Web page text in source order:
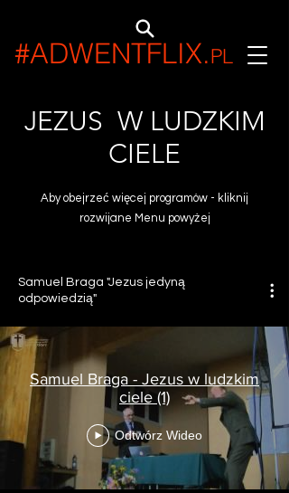
#ADWENTFLIX.PL
JEZUS W LUDZKIM
CIELE
Aby obejrzeć więcej programów - kliknij
rozwijane Menu powyżej
Samuel Braga "Jezus jedyną
odpowiedzią"
Samuel Braga - Jezus w ludzkim
ciele (1)
Odtwórz Wideo